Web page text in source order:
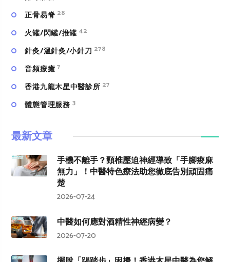
正骨易脊 28
火罐/閃罐/推罐 42
針灸/溫針灸/小針刀 278
⾳頻療癒 7
香港九龍木星中醫診所 27
體態管理服務 3
最新文章
手機不離手？頸椎壓迫神經導致「手腳痠麻
無力」！中醫特色療法助您徹底告別頑固痛
楚
2026-07-24
中醫如何應對酒精性神經病變？
2026-07-20